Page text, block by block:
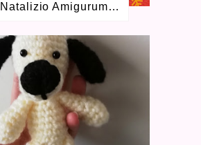
2
FEBRERO 2021
4
ENERO 2021
2020
2020
JULIO 2020
7
MAYO 2020
4
ABRIL 2020
3
Gufo Natalizio Amigurumi Schema Gratuito